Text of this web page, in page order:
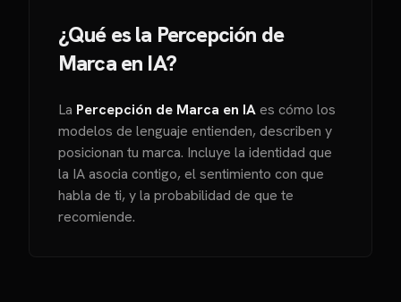
¿Qué es la Percepción de
Marca en IA?
La Percepción de Marca en IAes cómo los
modelos de lenguaje entienden, describen y
posicionan tu marca. Incluye la identidad que
la IA asocia contigo, el sentimiento con que
habla de ti, y la probabilidad de que te
recomiende.